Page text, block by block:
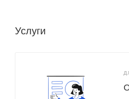
Услуги